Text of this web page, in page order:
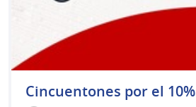
Cincuentones por el 10%